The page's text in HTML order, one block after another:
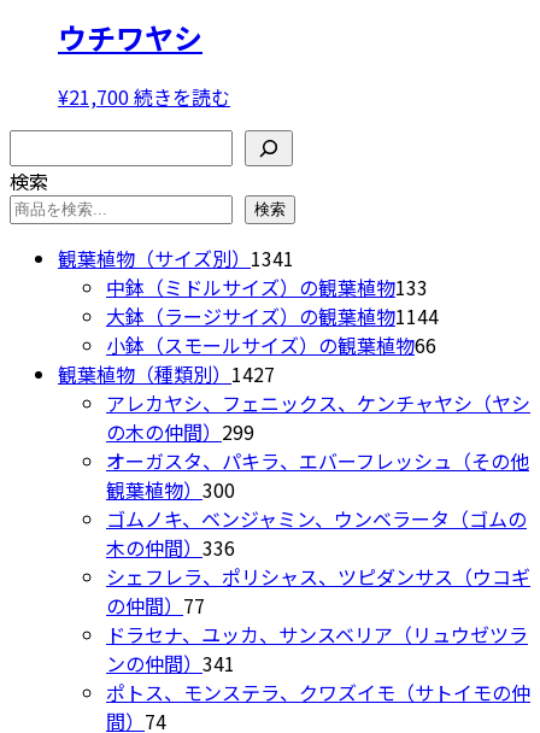
り
ま
オ
プ
シ
ョ
ン
は
品
ー
ジ
か
ら
選
択
で
ま
ウチワヤシ
¥21,700続きを読む
検索
検索
観葉植物（サイズ別） 1341
個
の
商
中鉢（ミドルサイズ）の観葉植物133
個
の
品
大鉢（ラージサイズ）の観葉植物11441144
商
小鉢（スモールサイズ）の観葉植物6666
の
品
観葉植物（種類別） 1427
個
商
アレカヤシ、フェニックス、ケンチャヤシ（ヤシ
の木の仲間） 299299
個
商
オーガスタ、パキラ、エバーフレッシュ（その他
観葉植物） 300300
個
の
商
ゴムノキ、ベンジャミン、ウンベラータ（ゴムの
木の仲間） 336336
個
商
シェフレラ、ポリシャス、ツピダンサス（ウコギ
の仲間） 77
個
の
商
ドラセナ、ユッカ、サンスベリア（リュウゼツラ
ンの仲間） 341
個
ポトス、モンステラ、クワズイモ（サトイモの仲
間） 7474